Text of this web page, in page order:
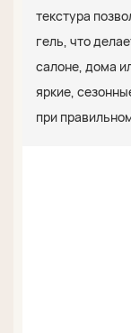
текстура
гель, что
салоне, дома
яркие,
при